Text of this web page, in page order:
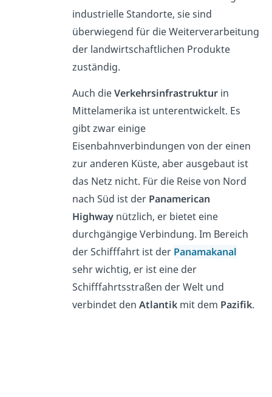
industrielle Standorte, sie sind
überwiegend für die Weiterverarbeitung
der landwirtschaftlichen Produkte
zuständig.
Auch dieVerkehrsinfrastruktur in
Mittelamerika ist unterentwickelt. Es
gibt zwar einige
Eisenbahnverbindungen von der einen
zur anderen Küste, aber ausgebaut ist
das Netz nicht. Für die Reise von Nord
nach Süd ist der Panamerican
Highway nützlich, er bietet eine
durchgängige Verbindung. Im Bereich
der Schifffahrt ist der Panamakanal
sehr wichtig, er ist eine der
Schifffahrtsstraßen der Welt und
verbindet denAtlantik mit dem Pazifik.